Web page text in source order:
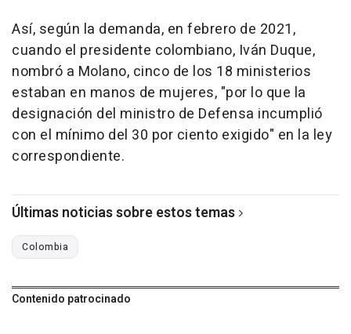
Así, según la demanda, en febrero de 2021,
cuando el presidente colombiano, Iván Duque,
nombró a Molano, cinco de los 18 ministerios
estaban en manos de mujeres, "por lo que la
designación del ministro de Defensa incumplió
con el mínimo del 30 por ciento exigido" en la ley
correspondiente.
Últimas noticias sobre estos temas
Colombia
Contenido patrocinado